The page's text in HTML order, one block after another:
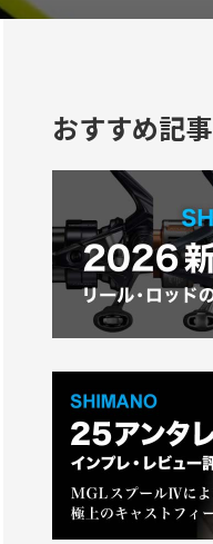
おすすめ記事